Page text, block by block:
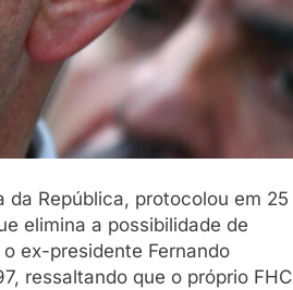
da República, protocolou em 25
elimina a possibilidade de
ex-presidente Fernando
ressaltando que o próprio FHC